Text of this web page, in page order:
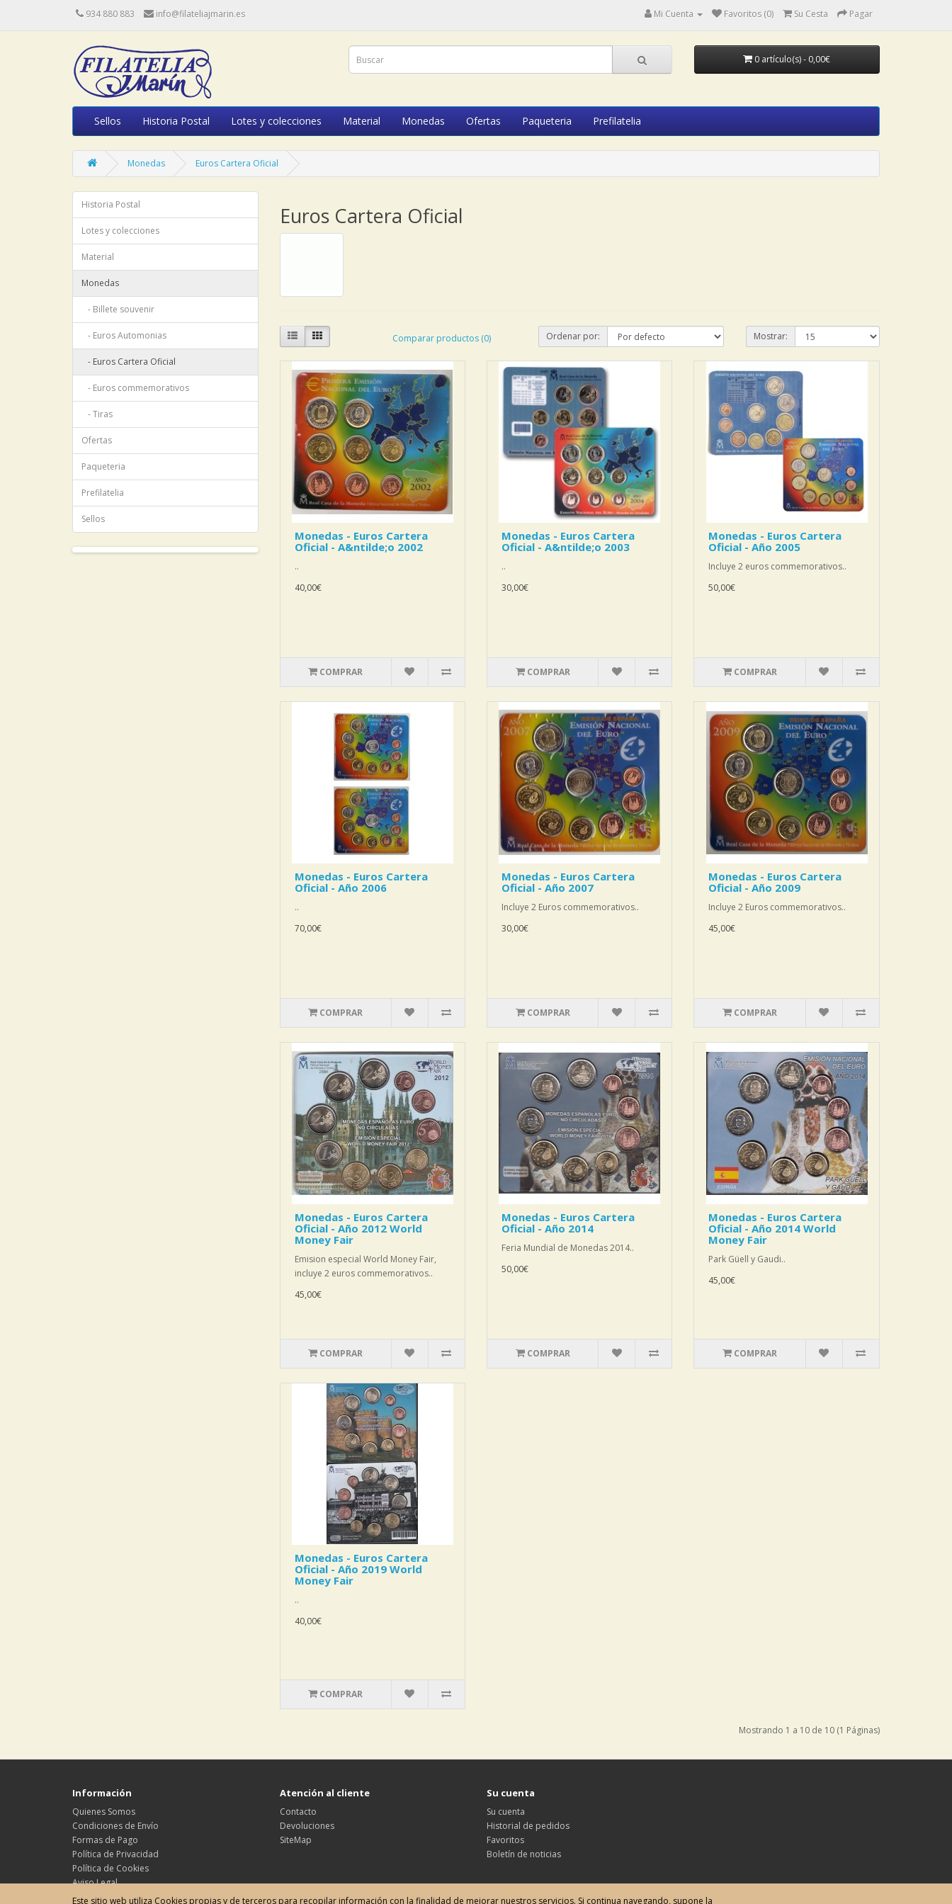
934 880 883 info@filateliajmarin.es Mi Cuenta Favoritos (0) Su Cesta Pagar
0 artículo(s) - 0,00€
Sellos Historia Postal Lotes y colecciones Material Monedas Ofertas Paqueteria Prefilatelia
Monedas Euros Cartera Oficial
Historia Postal
Lotes y colecciones
Material
Monedas
- Billete souvenir
- Euros Automonias
- Euros Cartera Oficial
- Euros commemorativos
- Tiras
Ofertas
Paqueteria
Prefilatelia
Sellos
Euros Cartera Oficial
Comparar productos (0) Ordenar por: Mostrar:
Monedas - Euros Cartera
Oficial - A&ntilde;o 2002
..
40,00€
COMPRAR
Monedas - Euros Cartera
Oficial - A&ntilde;o 2003
..
30,00€
COMPRAR
Monedas - Euros Cartera
Oficial - Año 2005
Incluye 2 euros commemorativos..
50,00€
COMPRAR
Monedas - Euros Cartera
Oficial - Año 2006
..
70,00€
COMPRAR
Monedas - Euros Cartera
Oficial - Año 2007
Incluye 2 Euros commemorativos..
30,00€
COMPRAR
Monedas - Euros Cartera
Oficial - Año 2009
Incluye 2 Euros commemorativos..
45,00€
COMPRAR
Monedas - Euros Cartera
Oficial - Año 2012 World
Money Fair
Emision especial World Money Fair,
incluye 2 euros commemorativos..
45,00€
COMPRAR
Monedas - Euros Cartera
Oficial - Año 2014
Feria Mundial de Monedas 2014..
50,00€
COMPRAR
Monedas - Euros Cartera
Oficial - Año 2014 World
Money Fair
Park Güell y Gaudi..
45,00€
COMPRAR
Monedas - Euros Cartera
Oficial - Año 2019 World
Money Fair
..
40,00€
COMPRAR
Mostrando 1 a 10 de 10 (1 Páginas)
Información
Quienes Somos
Condiciones de Envío
Formas de Pago
Política de Privacidad
Política de Cookies
Aviso Legal
Atención al cliente
Contacto
Devoluciones
SiteMap
Su cuenta
Su cuenta
Historial de pedidos
Favoritos
Boletín de noticias
Este sitio web utiliza Cookies propias y de terceros para recopilar información con la finalidad de mejorar nuestros servicios. Si continua navegando, supone la